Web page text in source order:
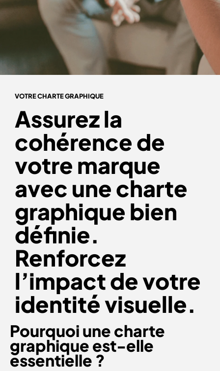
VOTRE CHARTE GRAPHIQUE
Assurez la
cohérence de
votre marque
avec une charte
graphique bien
définie.
Renforcez
l’impact de votre
identité visuelle.
Pourquoi une charte
graphique est-elle
essentielle ?